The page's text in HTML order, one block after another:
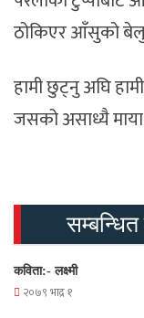
ठोकिएर आँसुको
हामी छुट्नु अघि
जसको असाध्यै
कविता:- लक्ष्मी
२०७९ भाद्र १